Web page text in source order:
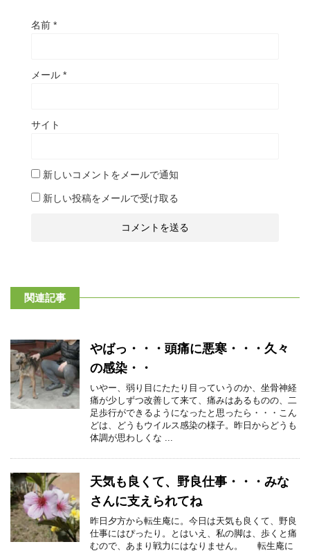
名前 *
メール *
サイト
新しいコメントをメールで通知
新しい投稿をメールで受け取る
関連記事
やばっ・・・頭痛に悪寒・・・久々
の感染・・
いやー、弱り目にたたり目っていうのか、坐骨神経
痛が少しずつ改善して来て、痛みはあるものの、二
足歩行ができるようになったと思ったら・・・こん
どは、どうもウイルス感染の様子。昨日からどうも
体調が思わしくな ...
天気も良くて、野良仕事・・・みな
さんに支えられてね
昨日夕方から転生庵に。今日は天気も良くて、野良
仕事にはぴったり。とはいえ、私の脚は、歩くと痛
むので、あまり戦力にはなりません。 転生庵に